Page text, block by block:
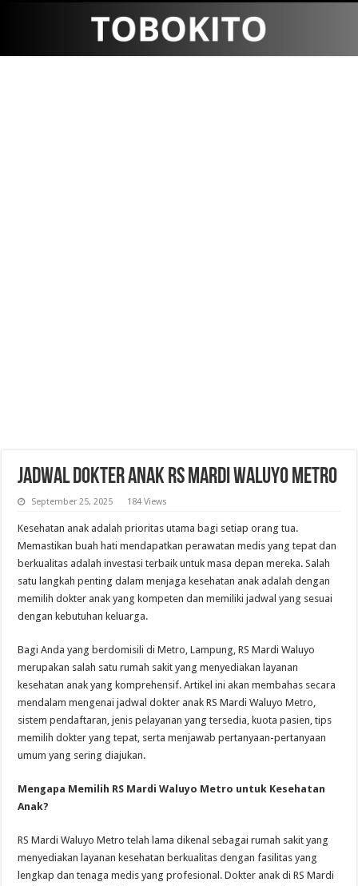
Jadwal Dokter Anak RS Mardi Waluyo Metro
September 25, 2025 184 Views
Kesehatan anak adalah prioritas utama bagi setiap orang tua.
Memastikan buah hati mendapatkan perawatan medis yang tepat dan
berkualitas adalah investasi terbaik untuk masa depan mereka. Salah
satu langkah penting dalam menjaga kesehatan anak adalah dengan
memilih dokter anak yang kompeten dan memiliki jadwal yang sesuai
dengan kebutuhan keluarga.
Bagi Anda yang berdomisili di Metro, Lampung, RS Mardi Waluyo
merupakan salah satu rumah sakit yang menyediakan layanan
kesehatan anak yang komprehensif. Artikel ini akan membahas secara
mendalam mengenai jadwal dokter anak RS Mardi Waluyo Metro,
sistem pendaftaran, jenis pelayanan yang tersedia, kuota pasien, tips
memilih dokter yang tepat, serta menjawab pertanyaan-pertanyaan
umum yang sering diajukan.
Mengapa Memilih RS Mardi Waluyo Metro untuk Kesehatan
Anak?
RS Mardi Waluyo Metro telah lama dikenal sebagai rumah sakit yang
menyediakan layanan kesehatan berkualitas dengan fasilitas yang
lengkap dan tenaga medis yang profesional. Dokter anak di RS Mardi